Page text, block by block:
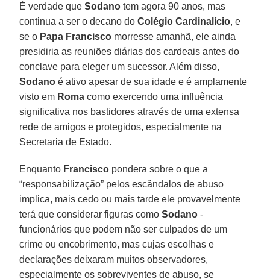
É verdade queSodano tem agora 90 anos, mas
continua a ser o decano doColégio Cardinalício, e
se o Papa Francisco morresse amanhã, ele ainda
presidiria as reuniões diárias dos cardeais antes do
conclave para eleger um sucessor. Além disso,
Sodano é ativo apesar de sua idade e é amplamente
visto em Roma como exercendo uma influência
significativa nos bastidores através de uma extensa
rede de amigos e protegidos, especialmente na
Secretaria de Estado.
Enquanto Francisco pondera sobre o que a
“responsabilização” pelos escândalos de abuso
implica, mais cedo ou mais tarde ele provavelmente
terá que considerar figuras comoSodano -
funcionários que podem não ser culpados de um
crime ou encobrimento, mas cujas escolhas e
declarações deixaram muitos observadores,
especialmente os sobreviventes de abuso, se